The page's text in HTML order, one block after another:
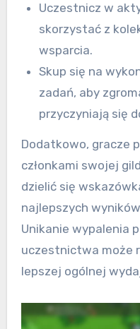
Uczestnicz w
skorzystać z
wsparcia.
Skup się na
zadań, aby
przyczyniają się
Dodatkowo, gracze
członkami swojej
dzielić się
najlepszych
Unikanie wypalenia
uczestnictwa może
lepszej ogólnej